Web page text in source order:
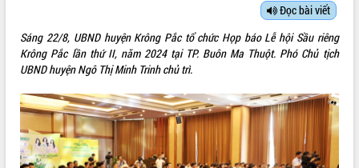
SỞ, BAN, NGÀNH
THÔNG TIN CHỈ ĐẠO ĐIỀU HÀNH
HỆ THỐNG VĂN BẢN
Đọc bài viết
Sáng 22/8, UBND huyện Krông Pắc tổ chức Họp báo Lễ hội Sầu riêng
Krông Pắc lần thứ II, năm 2024 tại TP. Buôn Ma Thuột. Phó Chủ tịch
UBND huyện Ngô Thị Minh Trinh chủ trì.